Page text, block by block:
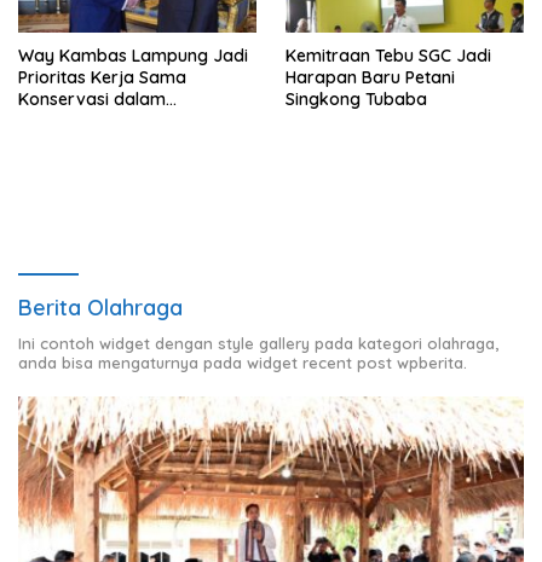
Way Kambas Lampung Jadi
Prioritas Kerja Sama
Konservasi dalam
Kemitraan Tebu SGC Jadi
Harapan Baru Petani
Singkong Tubaba
Berita Olahraga
Ini contoh widget dengan style gallery pada kategori olahraga,
anda bisa mengaturnya pada widget recent post wpberita.